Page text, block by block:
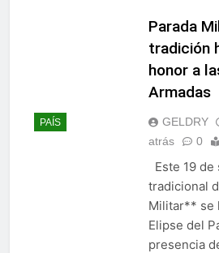
PAÍS
Parada
tradición
honor a
Armadas
GELDRY
atrás
0
Este 19
tradicional
Militar** se
Elipse del
presencia